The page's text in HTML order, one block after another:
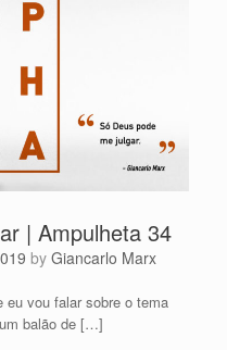
| Ampulheta 34
by Giancarlo Marx
eu vou falar sobre o tema
balão de […]